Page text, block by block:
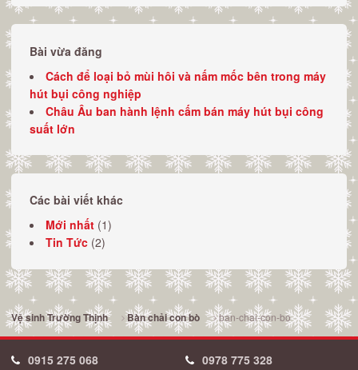
Bài vừa đăng
Cách để loại bỏ mùi hôi và nấm mốc bên trong máy
hút bụi công nghiệp
Châu Âu ban hành lệnh cấm bán máy hút bụi công
suất lớn
Các bài viết khác
Mới nhất(1)
Tin Tức(2)
Vệ sinh Trường Thịnh Bàn chải con bò ban-chai-con-bo
0915 275 068 0978 775 328